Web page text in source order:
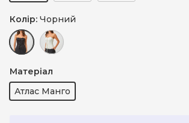
Колір: Чорний
Матеріал
Атлас Манго